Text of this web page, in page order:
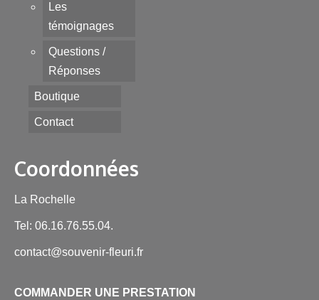
Les
témoignages
Questions /
Réponses
Boutique
Contact
Coordonnées
La Rochelle
Tel: 06.16.76.55.04.
contact@souvenir-fleuri.fr
COMMANDER UNE PRESTATION